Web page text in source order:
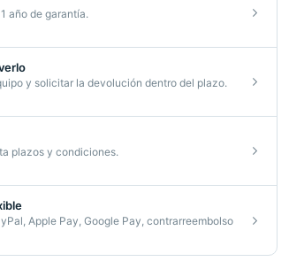
año de garantía.
y solicitar la devolución dentro del plazo.
plazos y condiciones.
Apple Pay, Google Pay, contrarreembolso